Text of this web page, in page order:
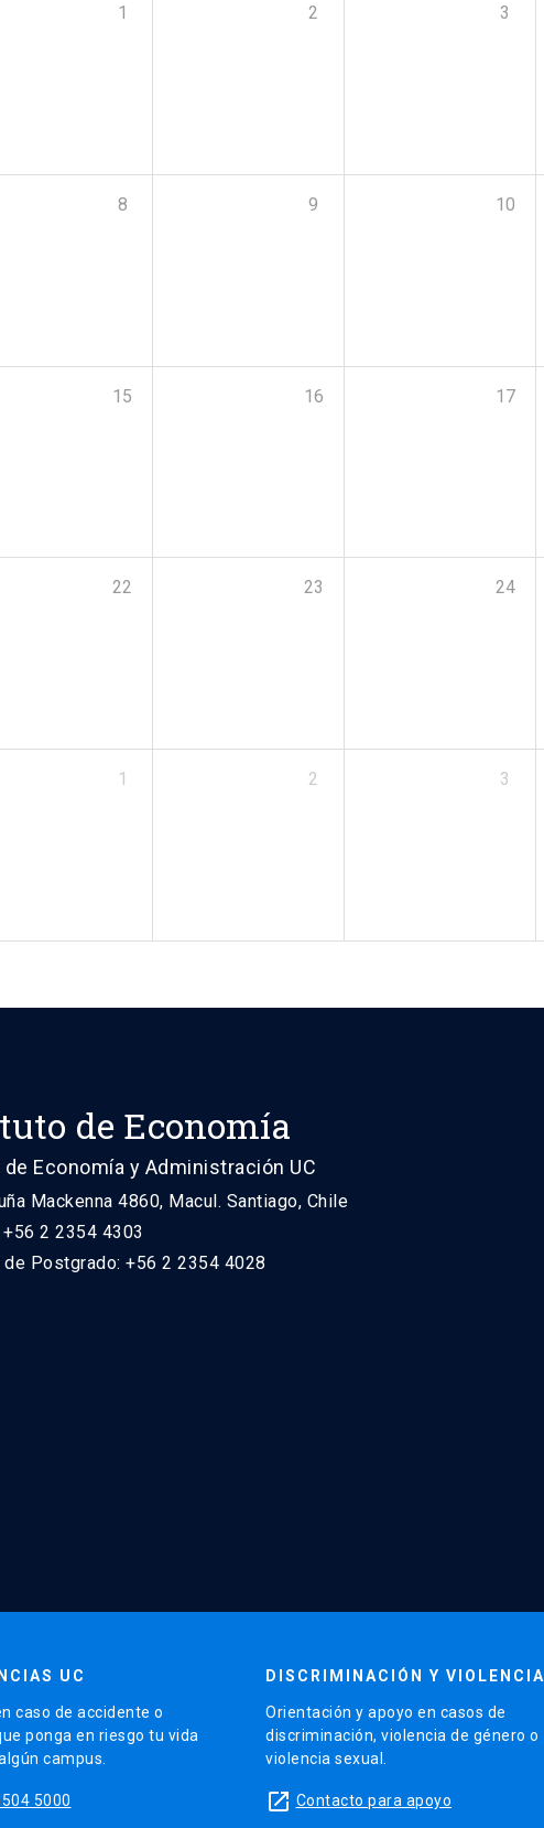
1 2 3
8 9 10
15 16 17
22 23 24
1 2 3
de Economía
de Economía y Administración UC
Mackenna 4860, Macul. Santiago, Chile
2 2354 4303
Postgrado: +56 2 2354 4028
UC
caso de accidente o
ponga en riesgo tu vida
campus.
5000
DISCRIMINACIÓN Y VIOLENCIA
Orientación y apoyo en casos de
discriminación, violencia de género o
violencia sexual.
launch Contacto para apoyo